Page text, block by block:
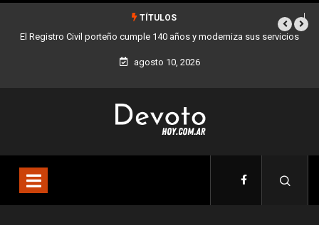
TÍTULOS
sus servicios Buenos Aires sumó 12 nuevos Bares Notables y ya son
la Ciudad
agosto 10, 2026